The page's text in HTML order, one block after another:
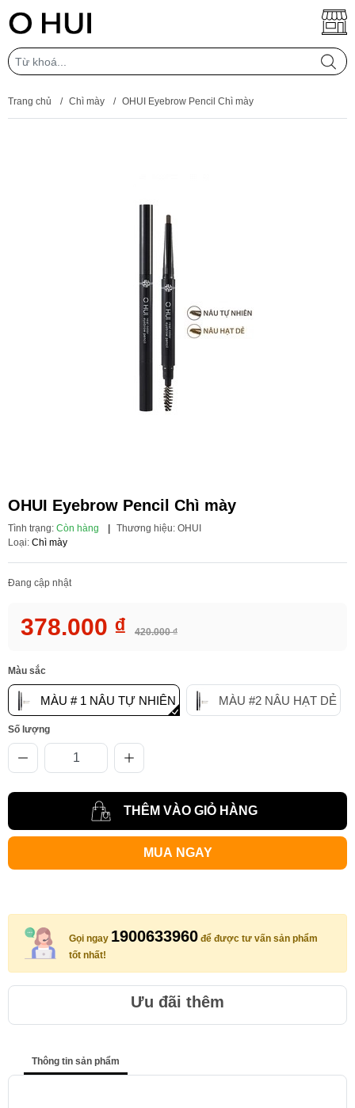
Trang chủ / Chì mày / OHUI Eyebrow Pencil Chì mày
OHUI Eyebrow Pencil Chì mày
Tình trạng: Còn hàng Thương hiệu: OHUI
Loại: Chì mày
Đang cập nhật
378.000 ₫ 420.000 ₫
Màu sắc
MÀU # 1 NÂU TỰ NHIÊN MÀU #2 NÂU HẠT DẺ
Số lượng
THÊM VÀO GIỎ HÀNG
MUA NGAY
Gọi ngay 1900633960 để được tư vấn sản phẩm
tốt nhất!
Ưu đãi thêm
Thông tin sản phẩm